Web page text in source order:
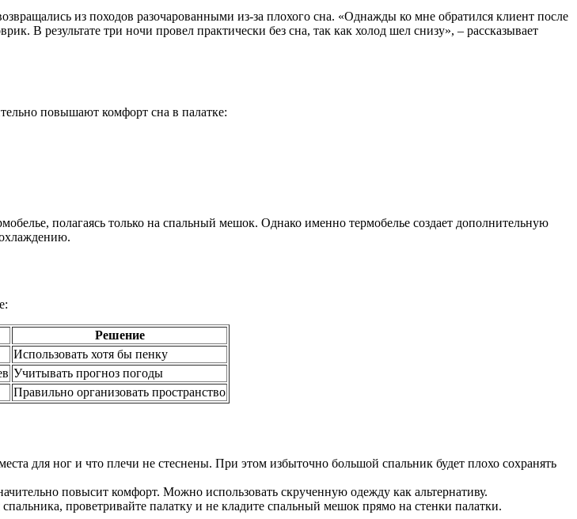
из походов разочарованными из-за плохого сна. «Однажды ко мне обратился клиент после
В результате три ночи провел практически без сна, так как холод шел снизу», – рассказывает
повышают комфорт сна в палатке:
полагаясь только на спальный мешок. Однако именно термобелье создает дополнительную
Решение
Использовать хотя бы пенку
Учитывать прогноз погоды
Правильно организовать пространство
для ног и что плечи не стеснены. При этом избыточно большой спальник будет плохо сохранять
повысит комфорт. Можно использовать скрученную одежду как альтернативу.
проветривайте палатку и не кладите спальный мешок прямо на стенки палатки.